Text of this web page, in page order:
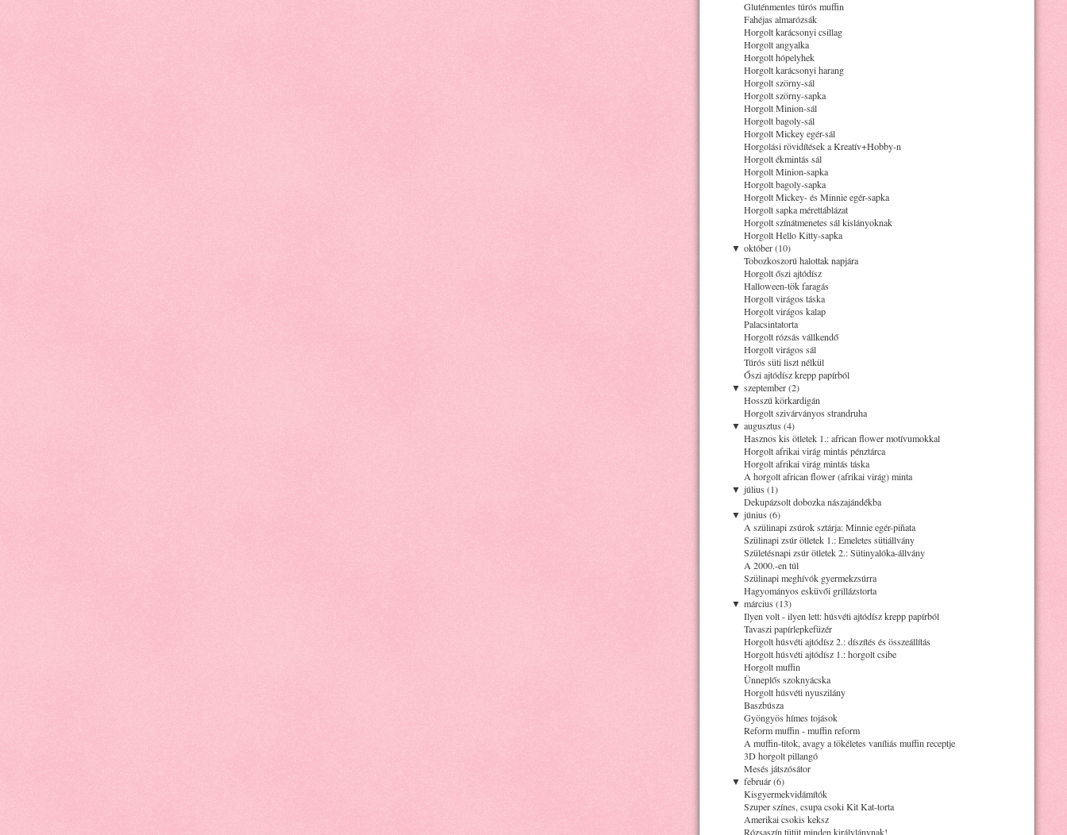
Gluténmentes túrós muffin
Fahéjas almarózsák
Horgolt karácsonyi csillag
Horgolt angyalka
Horgolt hópelyhek
Horgolt karácsonyi harang
Horgolt szörny-sál
Horgolt szörny-sapka
Horgolt Minion-sál
Horgolt bagoly-sál
Horgolt Mickey egér-sál
Horgolási rövidítések a Kreatív+Hobby-n
Horgolt ékmintás sál
Horgolt Minion-sapka
Horgolt bagoly-sapka
Horgolt Mickey- és Minnie egér-sapka
Horgolt sapka mérettáblázat
Horgolt színátmenetes sál kislányoknak
Horgolt Hello Kitty-sapka
▼ október (10)
Tobozkoszorú halottak napjára
Horgolt őszi ajtódísz
Halloween-tök faragás
Horgolt virágos táska
Horgolt virágos kalap
Palacsintatorta
Horgolt rózsás vállkendő
Horgolt virágos sál
Túrós süti liszt nélkül
Őszi ajtódísz krepp papírból
▼ szeptember (2)
Hosszú körkardigán
Horgolt szivárványos strandruha
▼ augusztus (4)
Hasznos kis ötletek 1.: african flower motívumokkal
Horgolt afrikai virág mintás pénztárca
Horgolt afrikai virág mintás táska
A horgolt african flower (afrikai virág) minta
▼ július (1)
Dekupázsolt dobozka nászajándékba
▼ június (6)
A szülinapi zsúrok sztárja: Minnie egér-piñata
Szülinapi zsúr ötletek 1.: Emeletes sütiállvány
Születésnapi zsúr ötletek 2.: Sütinyalóka-állvány
A 2000.-en túl
Szülinapi meghívók gyermekzsúrra
Hagyományos esküvői grillázstorta
▼ március (13)
Ilyen volt - ilyen lett: húsvéti ajtódísz krepp papírból
Tavaszi papírlepkefüzér
Horgolt húsvéti ajtódísz 2.: díszítés és összeállítás
Horgolt húsvéti ajtódísz 1.: horgolt csibe
Horgolt muffin
Ünneplős szoknyácska
Horgolt húsvéti nyuszilány
Baszbúsza
Gyöngyös hímes tojások
Reform muffin - muffin reform
A muffin-titok, avagy a tökéletes vaníliás muffin receptje
3D horgolt pillangó
Mesés játszósátor
▼ február (6)
Kisgyermekvidámítók
Szuper színes, csupa csoki Kit Kat-torta
Amerikai csokis keksz
Rózsaszín tütüt minden királylánynak!